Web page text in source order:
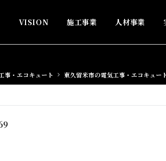
VISION 施工事業 人材事業
事・エコキュート 東久留米市の電気工事・エコキュー